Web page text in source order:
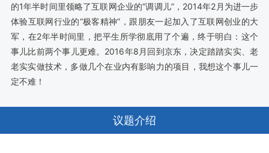
的1年半时间里领略了互联网企业的“调调儿”，2014年2月为进一步
体验互联网行业的“极客精神”，跟朋友一起加入了互联网创业的大
军，在2年半时间里，把平生所学彻底用了个遍，终于明白：这个
事儿比前两个事儿更难。2016年8月回到京东，决定踏踏实实、老
老实实做技术，多做几个在业内有影响力的项目，我想这个事儿一
定不难！
议题介绍